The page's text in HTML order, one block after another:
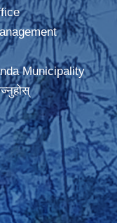
Municipality